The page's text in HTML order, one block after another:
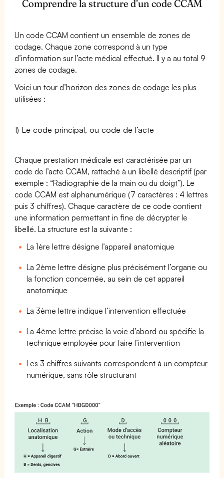
Comprendre la structure d’un code CCAM
Un code CCAM contient un ensemble de zones de
codage. Chaque zone correspond à un type
d’information sur l’acte médical effectué. Il y a au total 9
zones de codage.
Voici un tour d’horizon des zones de codage les plus
utilisées :
1) Le code principal, ou code de l’acte
Chaque prestation médicale est caractérisée par un
code de l’acte CCAM, rattaché à un libellé descriptif (par
exemple : “Radiographie de la main ou du doigt”). Le
code CCAM est alphanumérique (7 caractères : 4 lettres
puis 3 chiffres). Chaque caractère de ce code contient
une information permettant in fine de décrypter le
libellé. La structure est la suivante :
La 1ère lettre désigne l’appareil anatomique
La 2ème lettre désigne plus précisément l’organe ou
la fonction concernée, au sein de cet appareil
anatomique
La 3ème lettre indique l’intervention effectuée
La 4ème lettre précise la voie d’abord ou spécifie la
technique employée pour faire l’intervention
Les 3 chiffres suivants correspondent à un compteur
numérique, sans rôle structurant